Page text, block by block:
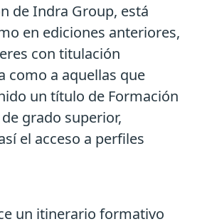
de Indra Group, está
en ediciones anteriores,
con titulación
como a aquellas que
un título de Formación
grado superior,
el acceso a perfiles
un itinerario formativo